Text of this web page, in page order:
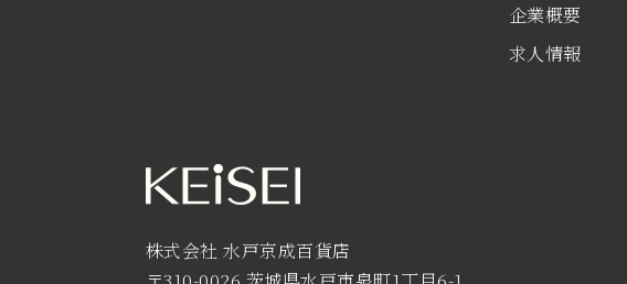
企業概要
求人情報
株式会社 水戸京成百貨店